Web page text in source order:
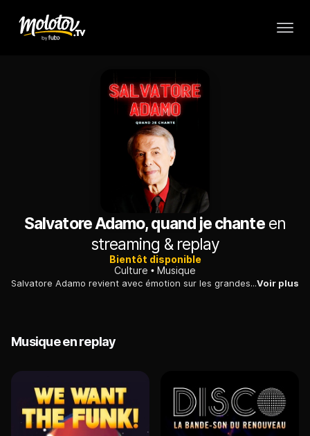
Salvatore Adamo, quand je chanteen
streaming & replay
Bientôt disponible
Culture
Musique
Salvatore Adamo revient avec émotion sur les grandes étapes de sa carrière entre sa Sicile natale, sa Belgique d'adoption et ces sixties qui l'ont vu triompher.Voir plus
Musique en replay